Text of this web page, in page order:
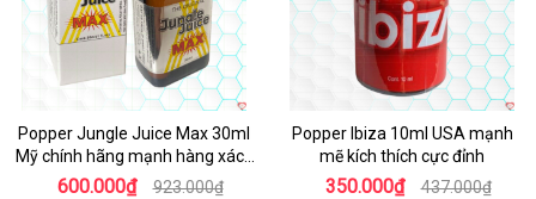
Popper Jungle Juice Max 30ml
Mỹ chính hãng mạnh hàng xách
tay kích thích
600.000₫ 923.000₫
Popper Ibiza 10ml USA mạnh
mẽ kích thích cực đỉnh
350.000₫ 437.000₫